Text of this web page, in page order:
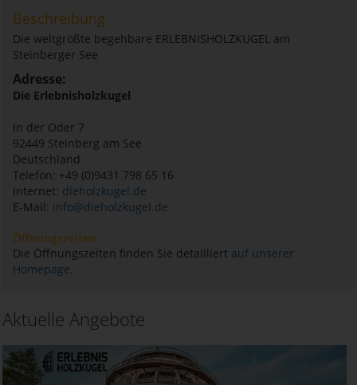
Beschreibung
Die weltgrößte begehbare ERLEBNISHOLZKUGEL am
Steinberger See
Adresse:
Die Erlebnisholzkugel
In der Oder 7
92449 Steinberg am See
Deutschland
Telefon: +49 (0)9431 798 65 16
Internet: dieholzkugel.de
E-Mail: info@dieholzkugel.de
Öffnungszeiten:
Die Öffnungszeiten finden Sie detailliert auf unserer
Homepage.
Aktuelle Angebote